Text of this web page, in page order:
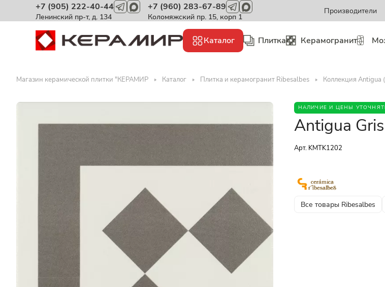
+7 (905) 222-40-44
Ленинский пр-т, д. 134
+7 (960) 283-67-89
Коломяжский пр. 15, корп 1
Производители
Каталог Плитка Керамогранит
Магазин керамической плитки "КЕРАМИР Каталог Плитка и керамогранит Ribesalbes Коллекция Antigua
НАЛИЧИЕ И ЦЕНЫ
Antigua
Арт. KMTK1202
Все товары Ribesalbes